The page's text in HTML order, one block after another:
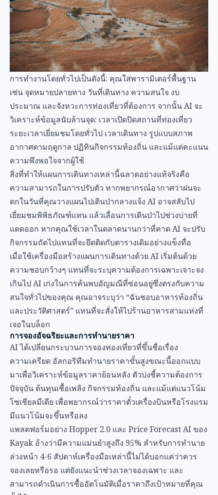
การทำงานโดยทั่วไปเป็นดังนี้: คุณใส่พารามิเตอร์พื้นฐาน
เช่น จุดหมายปลายทาง วันที่เดินทาง ความสนใจ งบ
ประมาณ และจังหวะการท่องเที่ยวที่ต้องการ จากนั้น AI จะ
วิเคราะห์ข้อมูลนับล้านจุด: เวลาเปิดปิดสถานที่ท่องเที่ยว
ระยะเวลาเยี่ยมชมโดยทั่วไป เวลาเดินทาง รูปแบบสภาพ
อากาศตามฤดูกาล ปฏิทินกิจกรรมท้องถิ่น และแม้แต่คะแนน
ความพึงพอใจจากผู้ใช้
สิ่งที่ทำให้แผนการเดินทางเหล่านี้ฉลาดอย่างแท้จริงคือ
ความสามารถในการปรับตัว หากพยากรณ์อากาศว่าฝนจะ
ตกในวันที่คุณวางแผนไปเดินป่ากลางแจ้ง AI อาจสลับไป
เยี่ยมชมพิพิธภัณฑ์แทน แล้วเลื่อนการเดินป่าไปช่วงบ่ายที่
แดดออก หากคุณใช้เวลาในตลาดนานกว่าที่คาด AI จะปรับ
กิจกรรมถัดไปแทนที่จะยึดติดกับตารางเดิมอย่างแข็งทื่อ
เมื่อใช้เครื่องมือสร้างแผนการเดินทางด้วย AI เริ่มต้นด้วย
ความชอบกว้างๆ แทนที่จะระบุความต้องการเฉพาะเจาะจง
เกินไป AI เก่งในการค้นพบอัญมณีที่ซ่อนอยู่ซึ่งตรงกับความ
สนใจทั่วไปของคุณ คุณอาจระบุว่า “ฉันชอบอาหารท้องถิ่น
และประวัติศาสตร์” แทนที่จะสั่งให้ไปร้านอาหารสามแห่งที่
เจอในบล็อก
การจองอัจฉริยะและการทำนายราคา
AI ได้เปลี่ยนกระบวนการจองท่องเที่ยวที่ขึ้นชื่อเรื่อง
ความเครียด อัลกอริทึมทำนายราคาขั้นสูงขณะนี้ออกแบบ
มาเพื่อวิเคราะห์ข้อมูลราคาย้อนหลัง ตัวบ่งชี้ความต้องการ
ปัจจุบัน ต้นทุนเชื้อเพลิง กิจกรรมท้องถิ่น และแม้แต่แนวโน้ม
โซเชียลมีเดีย เพื่อพยากรณ์ว่าราคาตั๋วเครื่องบินหรือโรงแรม
มีแนวโน้มจะขึ้นหรือลง
แพลตฟอร์มอย่าง Hopper 2.0 และ Price Forecast AI ของ
Kayak อ้างว่ามีความแม่นยำสูงถึง 95% สำหรับการทำนาย
ล่วงหน้า 4-6 สัปดาห์เครื่องมือเหล่านี้ไม่ได้บอกแค่ว่าควร
จองเลยหรือรอ แต่ยังแนะนำช่วงเวลาจองเฉพาะ และ
สามารถดำเนินการซื้ออัตโนมัติเมื่อราคาถึงเป้าหมายที่คุณ